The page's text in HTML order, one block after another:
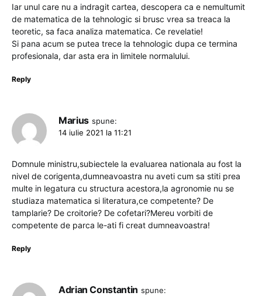
Iar unul care nu a indragit cartea, descopera ca e nemultumit
de matematica de la tehnologic si brusc vrea sa treaca la
teoretic, sa faca analiza matematica. Ce revelatie!
Si pana acum se putea trece la tehnologic dupa ce termina
profesionala, dar asta era in limitele normalului.
Reply
Marius spune:
14 iulie 2021 la 11:21
Domnule ministru,subiectele la evaluarea nationala au fost la
nivel de corigenta,dumneavoastra nu aveti cum sa stiti prea
multe in legatura cu structura acestora,la agronomie nu se
studiaza matematica si literatura,ce competente? De
tamplarie? De croitorie? De cofetari?Mereu vorbiti de
competente de parca le-ati fi creat dumneavoastra!
Reply
Adrian Constantin spune: